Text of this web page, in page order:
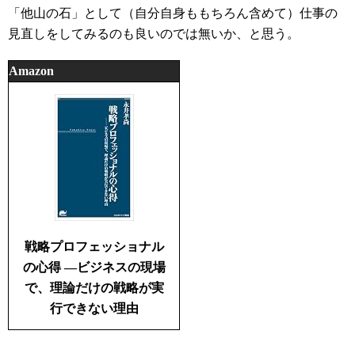
「他山の石」として（自分自身ももちろん含めて）仕事の
見直しをしてみるのも良いのでは無いか、と思う。
Amazon
戦略プロフェッショナル
の心得 ―ビジネスの現場
で、理論だけの戦略が実
行できない理由